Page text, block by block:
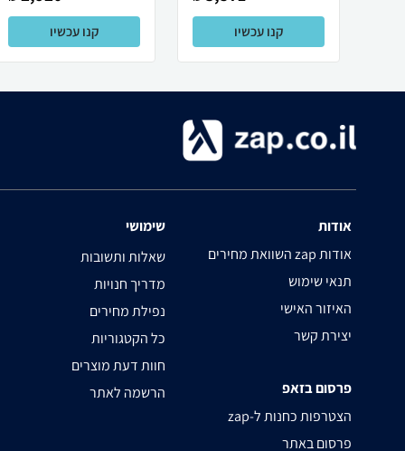
קנו עכשיו קנו עכשיו
אודות
השוואת מחירים zap אודות
תנאי שימוש
האיזור האישי
יצירת קשר
פרסום בזאפ
zap-הצטרפות כחנות ל
פרסום באתר
שימושי
שאלות ותשובות
מדריך חנויות
נפילת מחירים
כל הקטגוריות
חוות דעת מוצרים
הרשמה לאתר